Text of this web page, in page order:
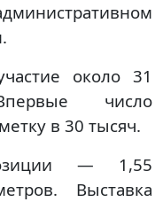
около 31
число
в 30 тысяч.
— 1,55
Выставка